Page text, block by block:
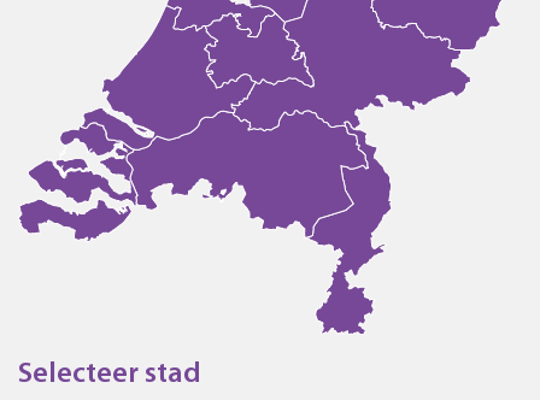
Selecteer stad